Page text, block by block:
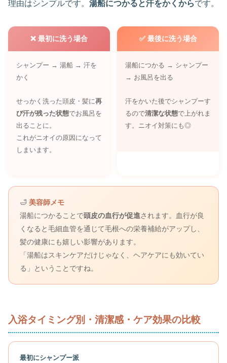
理由はシンプルです。 湯船につかると汗をかくからです。
❌ 最初に洗う場合
シャンプー → 湯船 → 汗を
かく
せっかく洗った頭皮・髪に再
び汗が残った状態でお風呂を
出ることに。
これがニオイの原因になって
しまいます。
✅ 最後に洗う場合
湯船につかる → シャンプー
→ お風呂を出る
汗をかいた後でシャンプーす
るので清潔な状態で上がれま
す。ニオイ対策にも◎
🛁 美容師メモ
湯船につかることで頭皮の血行が促進されます。血行が良
くなると毛細血管を通じて毛根への栄養補給がアップし、
髪の健康にも嬉しい影響があります。
「湯船はスキンケアだけじゃなく、ヘアケアにも効いてい
る」ということですね。
入浴タイミング別・清潔感・ケア効果の比較
最初にシャンプー派